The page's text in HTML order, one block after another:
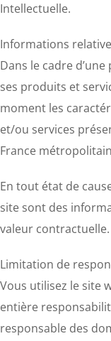
Intellectuelle.
Informations
Dans le cadre
ses produits et
moment les
et/ou services
France
En tout état de
site sont des
valeur contractuelle.
Limitation de
Vous utilisez le site
entière
responsable des